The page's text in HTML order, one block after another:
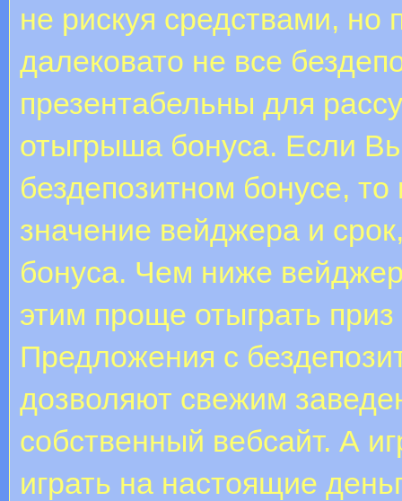
не рискуя средствами,
далековато не все
презентабельны для
отыгрыша бонуса. Если
бездепозитном бонусе,
значение вейджера и
бонуса. Чем ниже
этим проще отыграть
Предложения с
дозволяют свежим
собственный вебсайт. А
играть на настоящие